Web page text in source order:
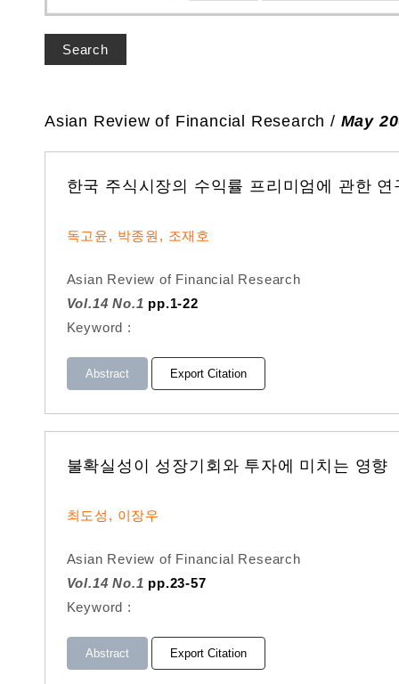
Search
Asian Review of Financial Research / May
한국 주식시장의 수익률 프리미엄에 관한 연
독고윤, 박종원, 조재호
Asian Review of Financial Research
Vol.14 No.1 pp.1-22
Keyword :
Abstract Export Citation
불확실성이 성장기회와 투자에 미치는 영향
최도성, 이장우
Asian Review of Financial Research
Vol.14 No.1 pp.23-57
Keyword :
Abstract Export Citation